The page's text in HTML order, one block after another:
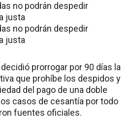
no podrán despedir
justa
no podrán despedir
justa
prorrogar por 90 días la
que prohíbe los despidos y
del pago de una doble
casos de cesantía por todo
fuentes oficiales.